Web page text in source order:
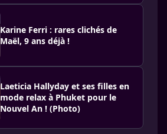
Karine Ferri : rares clichés de
Maël, 9 ans déjà !
Laeticia Hallyday et ses filles en
mode relax à Phuket pour le
Nouvel An ! (Photo)